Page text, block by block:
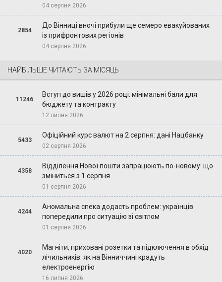
04 серпня 2026
2854
До Вінниці вночі прибули ще семеро евакуйованих
із прифронтових регіонів
04 серпня 2026
НАЙБІЛЬШЕ ЧИТАЮТЬ ЗА МІСЯЦЬ
11246
Вступ до вишів у 2026 році: мінімальні бали для
бюджету та контракту
12 липня 2026
5433
Офіційний курс валют на 2 серпня: дані Нацбанку
02 серпня 2026
4358
Відділення Нової пошти запрацюють по-новому: що
зміниться з 1 серпня
01 серпня 2026
4244
Аномальна спека додасть проблем: українців
попередили про ситуацію зі світлом
01 серпня 2026
4020
Магніти, приховані розетки та підключення в обхід
лічильників: як на Вінниччині крадуть
електроенергію
16 липня 2026